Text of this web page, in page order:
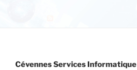
Cévennes Services Informatique